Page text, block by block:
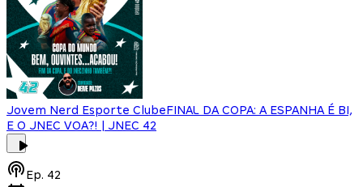
Jovem Nerd Esporte ClubeFINAL DA COPA: A ESPANHA É BI,
E O JNEC VOA?! | JNEC 42
Ep. 42